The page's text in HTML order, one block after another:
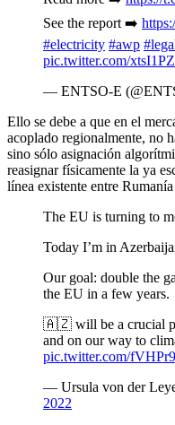
See the report ➡️
#electricity #awp
pic.twitter.com/
— ENTSO-E
Ello se debe a que en el
acoplado regionalmente, no
sino sólo asignación
reasignar físicamente la ya
línea existente entre
The EU is turning to
Today I’m in
Our goal: double the
the EU in a few years.
🇦🇿 will be a crucial
and on our way to
pic.twitter.com/
— Ursula von der
2022